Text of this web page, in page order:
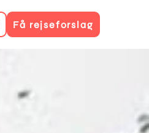
Få rejseforslag